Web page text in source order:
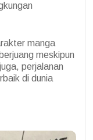
manga
meskipun
perjalanan
di dunia